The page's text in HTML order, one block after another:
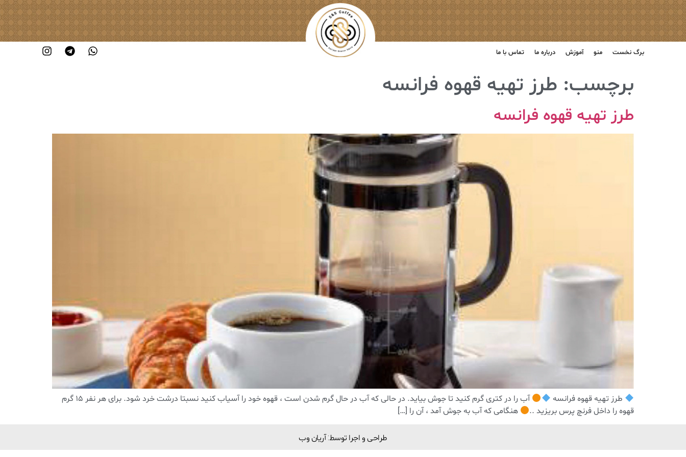
برگ نخست منو آموزش درباره ما تماس با ما
برچسب: طرز تهیه قهوه فرانسه
طرز تهیه قهوه فرانسه
طرز تهیه قهوه فرانسه
آب را در کتری گرم کنید تا جوش بیاید. در حالی که آب در حال گرم شدن است ، قهوه خود را آسیاب کنید نسبتا درشت خرد شود. برای هر نفر ۱۵ گرم
قهوه را داخل فرنچ پرس بریزید ..
هنگامی که آب به جوش آمد ، آن را […]
طراحی و اجرا توسط: آریان وب